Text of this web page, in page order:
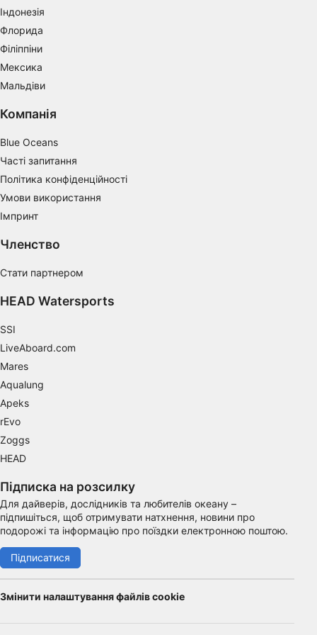
Індонезія
Флорида
Філіппіни
Мексика
Мальдіви
Компанія
Blue Oceans
Часті запитання
Політика конфіденційності
Умови використання
Імпринт
Членство
Стати партнером
HEAD Watersports
SSI
LiveAboard.com
Mares
Aqualung
Apeks
rEvo
Zoggs
HEAD
Підписка на розсилку
Для дайверів, дослідників та любителів океану –
підпишіться, щоб отримувати натхнення, новини про
подорожі та інформацію про поїздки електронною поштою.
Підписатися
Змінити налаштування файлів cookie
Understand audiences through statistics or
combinations of data from different sources
Develop and improve services
IAB Special Features:
Identify devices based on information
Advertising